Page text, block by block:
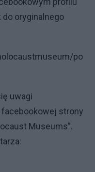
oryginalnego
po
uwagi
strony
Museums”.